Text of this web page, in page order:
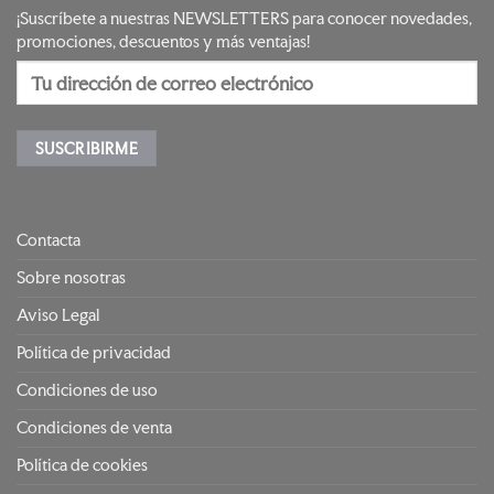
¡Suscríbete a nuestras NEWSLETTERS para conocer novedades,
promociones, descuentos y más ventajas!
Contacta
Sobre nosotras
Aviso Legal
Política de privacidad
Condiciones de uso
Condiciones de venta
Política de cookies